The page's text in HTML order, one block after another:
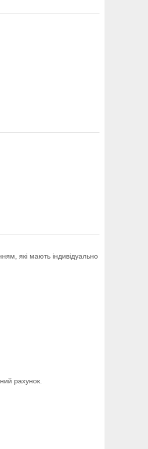
які мають індивідуально
рахунок.